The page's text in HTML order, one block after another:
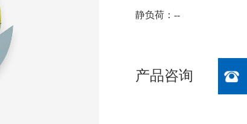
静负荷：--
产品咨询